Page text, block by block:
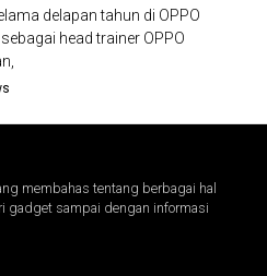
delapan tahun di OPPO
head trainer OPPO
membahas tentang berbagai hal
gadget sampai dengan informasi